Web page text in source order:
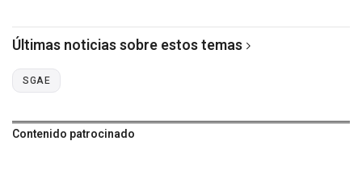
Últimas noticias sobre estos temas
SGAE
Contenido patrocinado